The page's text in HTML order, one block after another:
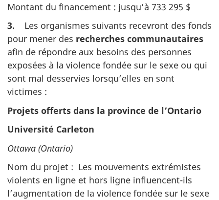
Montant du financement : jusqu’à 733 295 $
3. Les organismes suivants recevront des fonds
pour mener des recherches communautaires
afin de répondre aux besoins des personnes
exposées à la violence fondée sur le sexe ou qui
sont mal desservies lorsqu’elles en sont
victimes :
Projets offerts dans la province de l’Ontario
Université Carleton
Ottawa (Ontario)
Nom du projet : Les mouvements extrémistes
violents en ligne et hors ligne influencent-ils
l’augmentation de la violence fondée sur le sexe